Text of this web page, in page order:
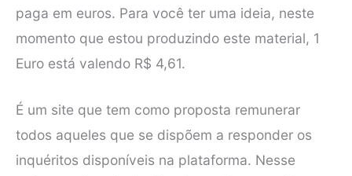
paga em euros. Para você ter uma ideia, neste
momento que estou produzindo este material, 1
Euro está valendo R$ 4,61.
É um site que tem como proposta remunerar
todos aqueles que se dispõem a responder os
inquéritos disponíveis na plataforma. Nesse